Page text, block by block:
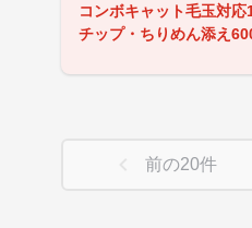
コンボキャット毛玉対
チップ・ちりめん添え
前の20件